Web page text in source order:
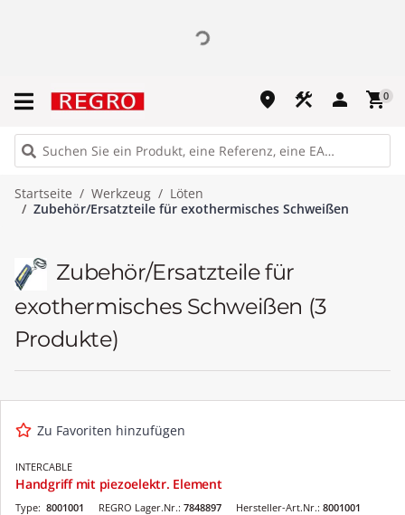
place construction person shopping_cart0
Startseite Werkzeug
Löten
Zubehör/Ersatzteile für exothermisches Schweißen
Zubehör/Ersatzteile für
exothermisches Schweißen (3
Produkte)
Zu Favoriten hinzufügen
INTERCABLE
Handgriff mit piezoelektr. Element
REGRO Lager.Nr.: 7848897
Type: 8001001 Hersteller-Art.Nr.: 8001001